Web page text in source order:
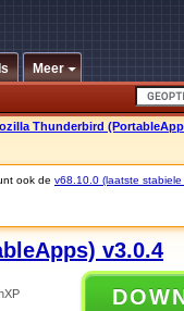
Meer
Thunderbird
ook de v68.10.0 (laatste stabiele
v3.0.4